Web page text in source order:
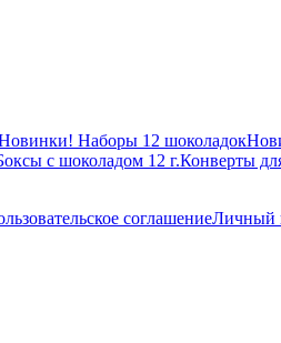
Наборы 12 шоколадок
с шоколадом 12 г.Конверты
соглашениеЛичный